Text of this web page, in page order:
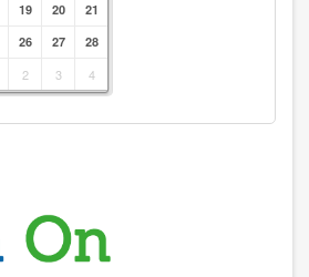
19 20
21
26 27
28
2 3 4